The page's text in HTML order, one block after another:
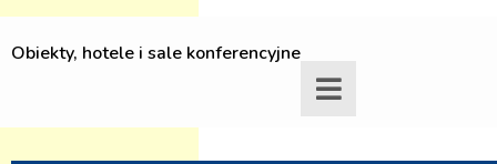
Obiekty, hotele i sale konferencyjne